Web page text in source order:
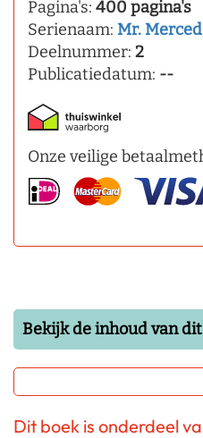
Pagina's: 400 pagina's
Serienaam: Mr.
Deelnummer: 2
Publicatiedatum: --
Onze veilige
Bekijk de inhoud van
Dit boek is onderdeel